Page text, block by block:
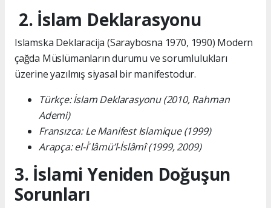
2. İslam Deklarasyonu
Islamska Deklaracija (Saraybosna 1970, 1990) Modern
çağda Müslümanların durumu ve sorumlulukları
üzerine yazılmış siyasal bir manifestodur.
Türkçe: İslam Deklarasyonu (2010, Rahman
Ademi)
Fransızca: Le Manifest Islamique (1999)
Arapça: el-İʿlâmü’l-İslâmî (1999, 2009)
3. İslami Yeniden Doğuşun
Sorunları